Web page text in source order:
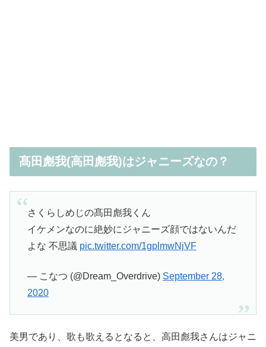
髙田彪我(高田彪我)はジャニーズなの？
さくらしめじの髙田彪我くん
イケメンなのに絶妙にジャニーズ顔ではないんだ
よな 不思議 pic.twitter.com/1gplmwNjVF
— こなつ (@Dream_Overdrive) September 28,
2020
美男であり、歌も歌えるとなると、高田彪我さんはジャニ